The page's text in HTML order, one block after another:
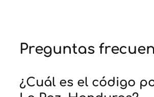
Preguntas
¿Cuál es el código